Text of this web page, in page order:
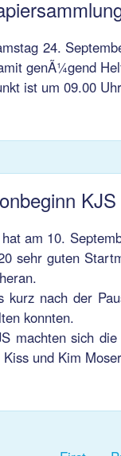
24.
genÃ¼gend
ist um 09.00
KJS
am 10.
sehr guten
kurz nach der
konnten.
machten sich
Kiss und Kim